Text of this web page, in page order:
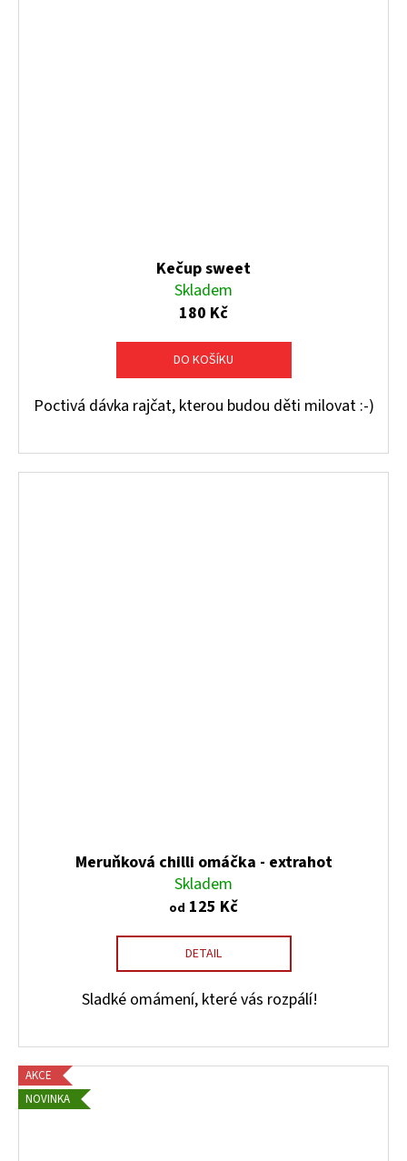
Kečup sweet
Skladem
180 Kč
DO KOŠÍKU
Poctivá dávka rajčat, kterou budou děti milovat :-)
Meruňková chilli omáčka - extrahot
Skladem
od 125 Kč
DETAIL
Sladké omámení, které vás rozpálí!
AKCE
NOVINKA